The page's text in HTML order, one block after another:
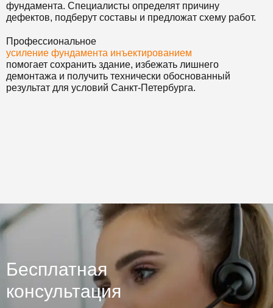
фундамента. Специалисты определят причину
дефектов, подберут составы и предложат схему работ.
Профессиональное
усиление фундамента инъектированием
помогает сохранить здание, избежать лишнего
демонтажа и получить технически обоснованный
результат для условий Санкт-Петербурга.
Бесплатная
консультация